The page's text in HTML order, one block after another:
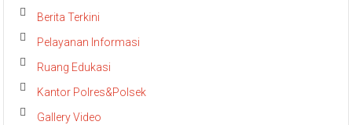
Berita Terkini
Pelayanan Informasi
Ruang Edukasi
Kantor Polres&Polsek
Gallery Video